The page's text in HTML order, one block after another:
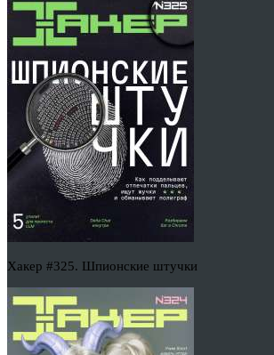
Хакер #325. Шпионские штучки